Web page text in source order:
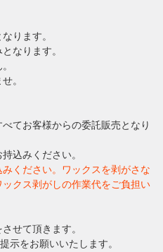
ります。
なります。
。
てお客様からの委託販売となり
込みください。
ください。ワックスを剥がさな
クス剥がしの作業代をご負担い
せて頂きます。
示をお願いいたします。